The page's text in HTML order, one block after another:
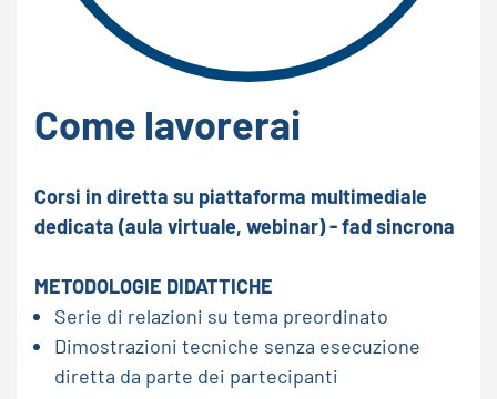
Come lavorerai
Corsi in diretta su piattaforma multimediale
dedicata (aula virtuale, webinar) - fad sincrona
METODOLOGIE DIDATTICHE
Serie di relazioni su tema preordinato
Dimostrazioni tecniche senza esecuzione
diretta da parte dei partecipanti